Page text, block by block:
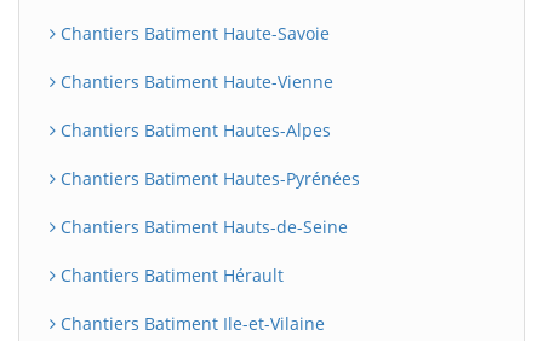
Chantiers Batiment Haute-Savoie
Chantiers Batiment Haute-Vienne
Chantiers Batiment Hautes-Alpes
Chantiers Batiment Hautes-Pyrénées
Chantiers Batiment Hauts-de-Seine
Chantiers Batiment Hérault
Chantiers Batiment Ile-et-Vilaine